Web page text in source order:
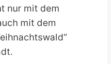
nur mit dem
mit dem